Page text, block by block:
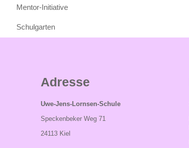
Mentor-Initiative
Schulgarten
Adresse
Uwe-Jens-Lornsen-Schule
Speckenbeker Weg 71
24113 Kiel